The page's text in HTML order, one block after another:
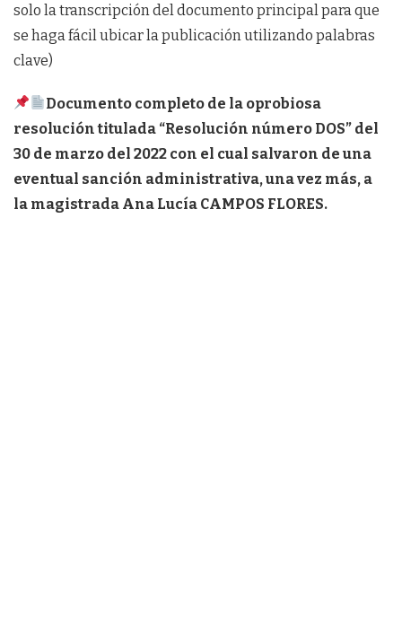
solo la transcripción del documento principal para que
se haga fácil ubicar la publicación utilizando palabras
clave)
Documento completo de la oprobiosa
resolución titulada “Resolución número DOS” del
30 de marzo del 2022 con el cual salvaron de una
eventual sanción administrativa, una vez más, a
la magistrada Ana Lucía CAMPOS FLORES.